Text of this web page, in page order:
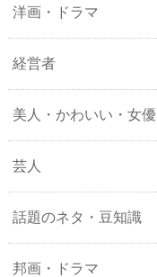
洋画・ドラマ
経営者
美人・かわいい・女優
芸人
話題のネタ・豆知識
邦画・ドラマ